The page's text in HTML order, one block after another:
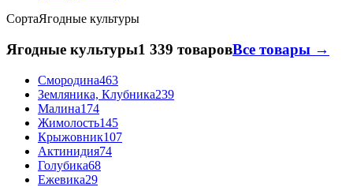
СортаЯгодные культуры
Ягодные культуры1 339 товаровВсе товары →
Смородина463
Земляника, Клубника239
Малина174
Жимолость145
Крыжовник107
Актинидия74
Голубика68
Ежевика29